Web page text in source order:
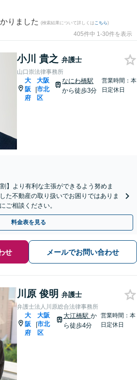
りました (検索結果について詳しくは こちら)
405件中 1-30件を表示
小川 貴之 弁護士
山口崇法律事務所
大
阪
府
|
大阪
市北
区
なにわ橋駅
から徒歩3分
営業時間：本
日定休日
】より有利な主張ができるよう努めま
た不動産の取り扱いでお困りではありま
ご相談ください。
料金表を見る
せ メールでお問い合わせ
川原 俊明 弁護士
弁護士法人川原総合法律事務所
大
阪
府
|
大阪
市北
区
大江橋駅 か
ら徒歩4分
営業時間：本
日定休日